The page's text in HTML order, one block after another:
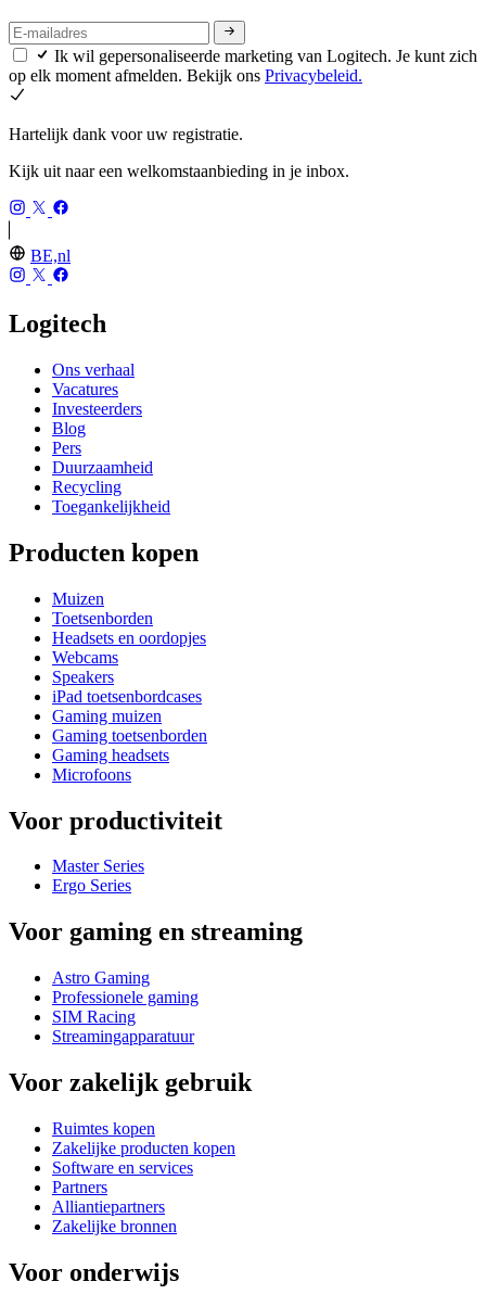
Ik wil gepersonaliseerde marketing van Logitech. Je kunt zich
op elk moment afmelden. Bekijk ons Privacybeleid.
Hartelijk dank voor uw registratie.
Kijk uit naar een welkomstaanbieding in je inbox.
BE,nl
Logitech
Ons verhaal
Vacatures
Investeerders
Blog
Pers
Duurzaamheid
Recycling
Toegankelijkheid
Producten kopen
Muizen
Toetsenborden
Headsets en oordopjes
Webcams
Speakers
iPad toetsenbordcases
Gaming muizen
Gaming toetsenborden
Gaming headsets
Microfoons
Voor productiviteit
Master Series
Ergo Series
Voor gaming en streaming
Astro Gaming
Professionele gaming
SIM Racing
Streamingapparatuur
Voor zakelijk gebruik
Ruimtes kopen
Zakelijke producten kopen
Software en services
Partners
Alliantiepartners
Zakelijke bronnen
Voor onderwijs